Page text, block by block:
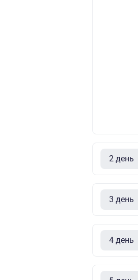
2 день
3 день
4 день